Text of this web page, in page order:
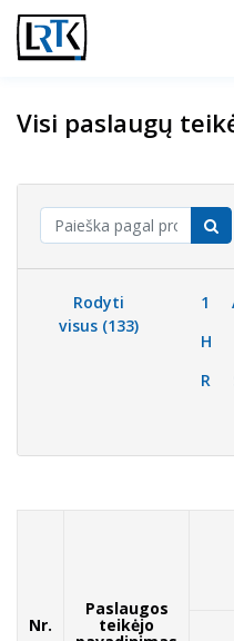
Visi paslaugų
Rodyti
visus (133)
1
H
R
Nr.
Paslaugos
teikėjo